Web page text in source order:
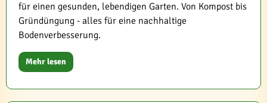
für einen gesunden, lebendigen Garten. Von Kompost bis
Gründüngung - alles für eine nachhaltige
Bodenverbesserung.
Mehr lesen